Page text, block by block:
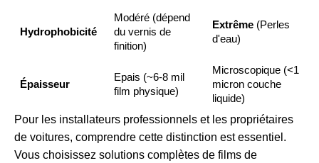
Hydrophobicité
Modéré (dépend
du vernis de
finition)
Extrême(Perles
d'eau)
Épaisseur
Epais (~6-8 mil
film physique)
Microscopique (<1
micron couche
liquide)
Pour les installateurs professionnels et les propriétaires
de voitures, comprendre cette distinction est essentiel.
Vous choisissez solutions complètes de films de